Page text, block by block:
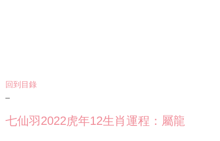
回到目錄
–
七仙羽2022虎年12生肖運程：屬龍